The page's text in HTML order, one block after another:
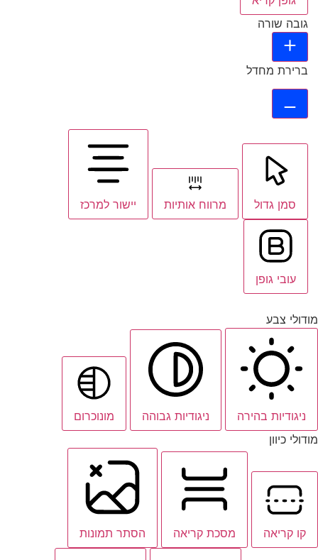
גובה שורה
ברירת מחדל
סמן גדול מרווח אותיות יישור למרכז
עובי גופן
מודולי צבע
ניגודיות בהירה ניגודיות גבוהה
מונוכרום
מודולי כיוון
קו קריאה מסכת קריאה הסתר תמונות